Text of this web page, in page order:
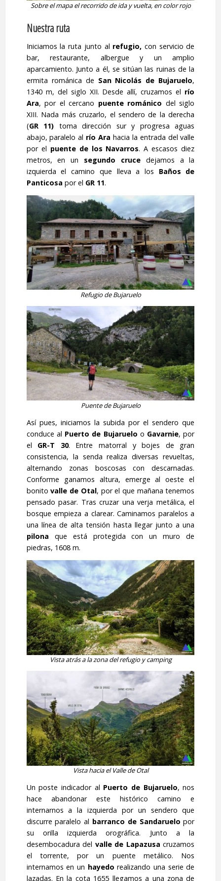
Sobre el mapa el recorrido de ida y vuelta, en color rojo
Nuestra ruta
Iniciamos la ruta junto al refugio, con servicio de
bar, restaurante, albergue y un amplio
aparcamiento. Junto a él, se sitúan las ruinas de la
ermita románica de San Nicolás de Bujaruelo,
1340 m, del siglo XII. Desde allí, cruzamos el río
Ara, por el cercano puente románico del siglo
XIII. Nada más cruzarlo, el sendero de la derecha
(GR 11) toma dirección sur y progresa aguas
abajo, paralelo al río Ara hacia la entrada del valle
por el puente de los Navarros. A escasos diez
metros, en un segundo crucedejamos a la
izquierda el camino que lleva a los Baños de
Panticosa por el GR 11.
Refugio de Bujaruelo
Puente de Bujaruelo
Así pues, iniciamos la subida por el sendero que
conduce al Puerto de Bujaruelo o Gavarnie, por
el GR-T 30. Entre matorral y bojes de gran
consistencia, la senda realiza diversas revueltas,
alternando zonas boscosas con descarnadas.
Conforme ganamos altura, emerge al oeste el
bonitovalle de Otal, por el que mañana tenemos
pensado pasar. Tras cruzar una verja metálica, el
bosque empieza a clarear. Caminamos paralelos a
una línea de alta tensión hasta llegar junto a una
pilona que está protegida con un muro de
piedras, 1608 m.
Vista atrás a la zona del refugio y camping
Vista hacia el Valle de Otal
Un poste indicador al Puerto de Bujaruelo, nos
hace abandonar este histórico camino e
internarnos a la izquierda por un sendero que
discurre paralelo al barranco de Sandaruelo por
su orilla izquierda orográfica. Junto a la
desembocadura del valle de Lapazusa cruzamos
el torrente, por un puente metálico. Nos
internamos en un hayedo realizando una serie de
lazadas. En la cota 1655 llegamos a una zona de